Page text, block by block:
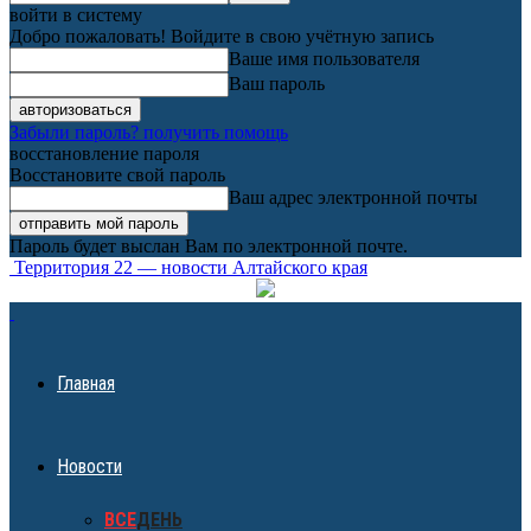
войти в систему
Добро пожаловать! Войдите в свою учётную запись
Ваше имя пользователя
Ваш пароль
Забыли пароль? получить помощь
восстановление пароля
Восстановите свой пароль
Ваш адрес электронной почты
Пароль будет выслан Вам по электронной почте.
Территория 22 — новости Алтайского края
Главная
Новости
ВСЕДЕНЬ